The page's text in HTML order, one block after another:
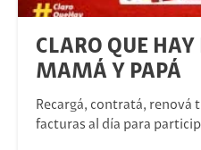
CLARO QUE HAY
MAMÁ Y PAPÁ
Recargá, contratá, renová
facturas al día para